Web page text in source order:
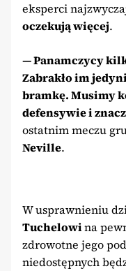
eksperci
oczekują więcej.
— Panamczycy
Zabrakło im
bramkę. Musimy
defensywie i
ostatnim meczu
Neville.
W usprawnieniu
Tuchelowina
zdrowotne jego
niedostępnych